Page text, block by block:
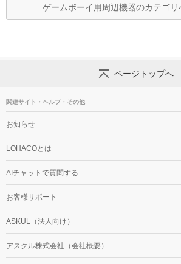
ゲームボーイ用周辺機器のカテゴリ
ページトップへ
関連サイト・ヘルプ・その他
お知らせ
LOHACOとは
AIチャットで質問する
お客様サポート
ASKUL（法人向け）
アスクル株式会社（会社概要）